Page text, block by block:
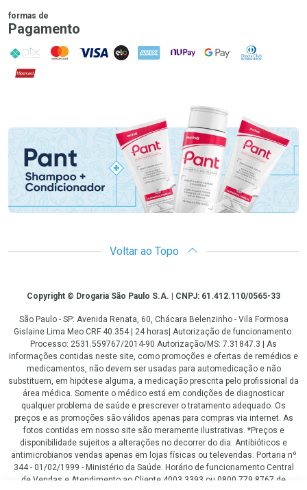
formas de
Pagamento
PIX MasterCard
VISA ELO AMEX NuPay Google PayDiners Club
Hipercard
Promoção em Destaque
Voltar ao Topo
CopyrightCopyright © Drogaria São Paulo S.A. | CNPJ: 61.412.110/0565-33
São Paulo - SP: Avenida Renata, 60, Chácara Belenzinho - Vila Formosa
Gislaine Lima Meo CRF 40.354 | 24 horas| Autorização de funcionamento:
Processo: 2531.559767/2014-90 Autorização/MS: 7.31847.3 | As
informações contidas neste site, como promoções e ofertas de remédios e
medicamentos, não devem ser usadas para automedicação e não
substituem, em hipótese alguma, a medicação prescrita pelo profissional da
área médica. Somente o médico está em condições de diagnosticar
qualquer problema de saúde e prescrever o tratamento adequado. Os
preços e as promoções são válidos apenas para compras via internet. As
fotos contidas em nosso site são meramente ilustrativas. *Preços e
disponibilidade sujeitos a alterações no decorrer do dia. Antibióticos e
antimicrobianos vendas apenas em lojas físicas ou televendas. Portaria nº
344 - 01/02/1999 - Ministério da Saúde. Horário de funcionamento Central
de Vendas e Atendimento ao Cliente 4003 3393 ou 0800 779 8767 de